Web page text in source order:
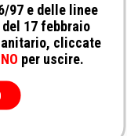
Diet Recovery
97 e delle linee
17 febbraio
cliccate
NO per uscire.